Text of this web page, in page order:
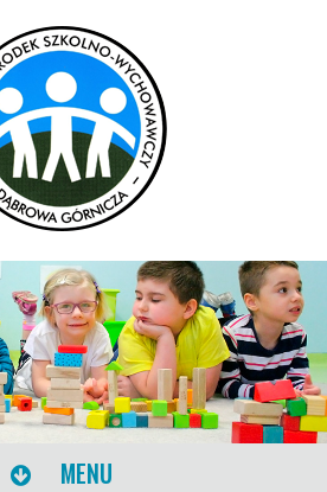
MENU